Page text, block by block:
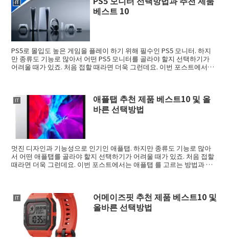
IT
베스트 10
PS5로 몰입도 높은 게임을 플레이 하기 위해 필수인 PS5 모니터. 하지
만 종류도 기능로 많아서 어떤 PS5 모니터를 골라야 할지 선택하기가
어려울 때가 있죠. 처음 접할 때라면 더욱 그런데요. 이번 포스트에서는
IT
애플탭 추천 제품 베스트10 및 올
바른 선택방법
멋진 디자인과 기능성으로 인기인 애플탭. 하지만 종류도 기능로 많아
서 어떤 애플탭를 골라야 할지 선택하기가 어려울 때가 있죠. 처음 접할
때라면 더욱 그런데요. 이번 포스트에서는 애플탭 를 고르는 방법과 추
IT
어메이즈핏 추천 제품 베스트10 및
올바른 선택방법